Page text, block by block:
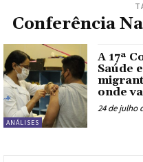
Conferência
ANÁLISES
A 17ª
Saúde
onde
24 de julho